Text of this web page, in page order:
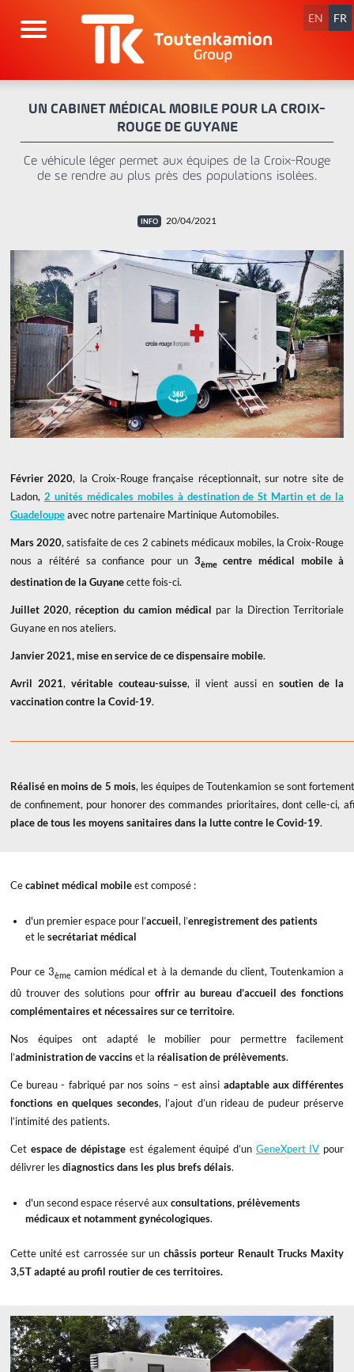
contenu
EN FR
UN CABINET MÉDICAL MOBILE POUR LA CROIX-
ROUGE DE GUYANE
Ce véhicule léger permet aux équipes de la Croix-Rouge
de se rendre au plus près des populations isolées.
20/04/2021
Février 2020, la Croix-Rouge française réceptionnait, sur notre site de
Ladon, 2 unités médicales mobiles à destination de St Martin et de la
Guadeloupeavec notre partenaire Martinique Automobiles.
Mars 2020, satisfaite de ces 2 cabinets médicaux mobiles, la Croix-Rouge
nous a réitéré sa confiance pour un 3ème centre médical mobile à
destination de la Guyanecette fois-ci.
Juillet 2020,réception du camion médical par la Direction Territoriale
Guyane en nos ateliers.
Janvier 2021, mise en service de ce dispensaire mobile.
Avril 2021, véritable couteau-suisse, il vient aussi ensoutien de la
vaccination contre la Covid-19.
Réalisé en moins de 5 mois, les équipes de Toutenkamion se sont
de confinement, pour honorer des commandes prioritaires, dont celle-ci,
place de tous les moyens sanitaires dans la lutte contre le Covid-19.
Cecabinet médical mobileest composé :
d'un premier espace pour l’accueil, l’enregistrement des patients
et lesecrétariat médical
Pour ce 3ème camion médical et à la demande du client, Toutenkamion a
dû trouver des solutions pour offrir au bureau d’accueil des fonctions
complémentaires et nécessaires sur ce territoire.
Nos équipes ont adapté le mobilier pour permettre facilement
l’administration de vaccinset la réalisation de prélèvements.
Ce bureau - fabriqué par nos soins – est ainsi adaptable aux différentes
fonctions en quelques secondes, l’ajout d’un rideau de pudeur préserve
l’intimité des patients.
Cet espace de dépistage est également équipé d’un GeneXpert IV pour
délivrer les diagnostics dans les plus brefs délais.
d'un second espace réservé aux consultations, prélèvements
médicaux et notamment gynécologiques.
Cette unité est carrossée sur un châssis porteur Renault Trucks Maxity
3,5T adapté au profil routier de ces territoires.